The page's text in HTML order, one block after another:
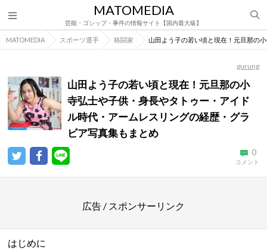
MATOMEDIA
芸能・ゴシップ・事件の情報サイト【国内最大級】
MATOMEDIA スポーツ選手 格闘家 山田よう子の若い頃と現在！元旦那の
gurung
山田よう子の若い頃と現在！元旦那の小
寺弘士や子供・身長やタトゥー・アイド
ル時代・アームレスリングの経歴・グラ
ビア写真集もまとめ
0
コメント
広告 / スポンサーリンク
はじめに